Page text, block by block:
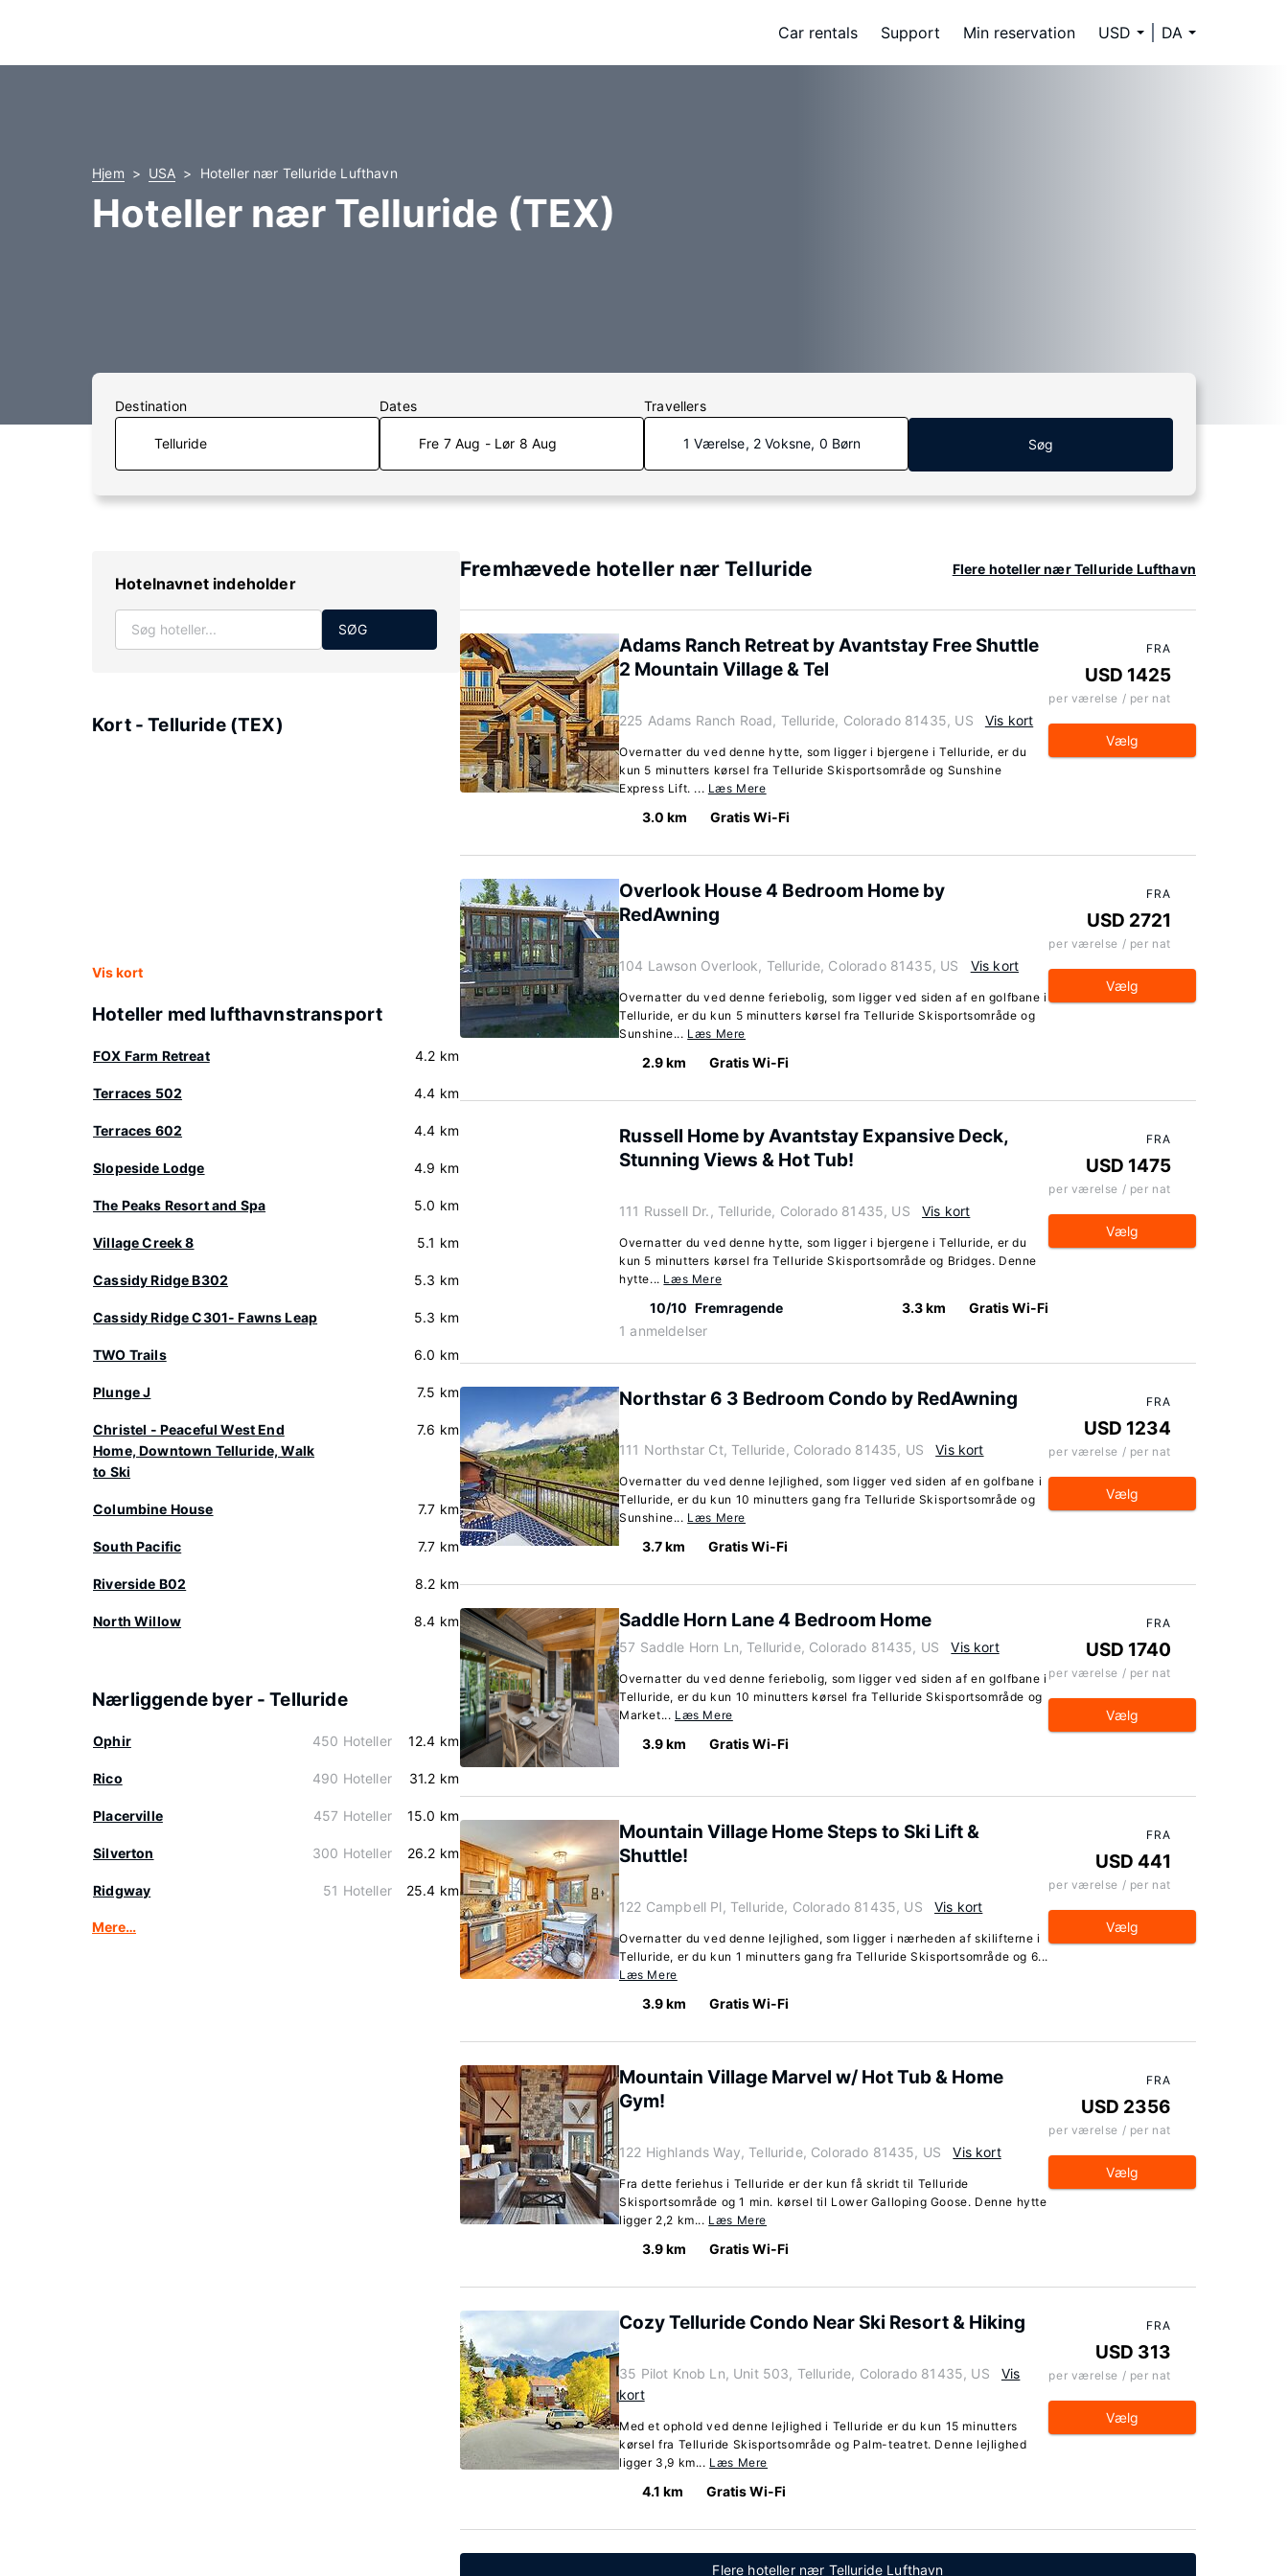
Car rentals Support Min reservation USD DA
Hjem USA Hoteller nær Telluride Lufthavn
Hoteller nær Telluride (TEX)
Destination Dates
Fre 7 Aug - Lør 8 Aug
Travellers
1 Værelse, 2 Voksne, 0 Børn Søg
Hotelnavnet indeholder
SØG
Kort - Telluride (TEX)
Vis kort
Hoteller med lufthavnstransport
FOX Farm Retreat 4.2 km
Terraces 502 4.4 km
Terraces 602 4.4 km
Slopeside Lodge 4.9 km
The Peaks Resort and Spa 5.0 km
Village Creek 8 5.1 km
Cassidy Ridge B302 5.3 km
Cassidy Ridge C301- Fawns Leap 5.3 km
TWO Trails 6.0 km
Plunge J 7.5 km
Christel - Peaceful West End
Home, Downtown Telluride, Walk
to Ski
7.6 km
Columbine House 7.7 km
South Pacific 7.7 km
Riverside B02 8.2 km
North Willow 8.4 km
Nærliggende byer - Telluride
Ophir 450 Hoteller 12.4 km
Rico 490 Hoteller 31.2 km
Placerville 457 Hoteller 15.0 km
Silverton 300 Hoteller 26.2 km
Ridgway 51 Hoteller 25.4 km
Mere…
Fremhævede hoteller nær Telluride Flere hoteller nær Telluride Lufthavn
Adams Ranch Retreat by Avantstay Free Shuttle
2 Mountain Village & Tel
225 Adams Ranch Road, Telluride, Colorado 81435, US Vis kort
Overnatter du ved denne hytte, som ligger i bjergene i Telluride, er du
kun 5 minutters kørsel fra Telluride Skisportsområde og Sunshine
Express Lift. ... Læs Mere
3.0 km Gratis Wi-Fi
FRA
USD 1425
per værelse / per nat
Vælg
Overlook House 4 Bedroom Home by
RedAwning
104 Lawson Overlook, Telluride, Colorado 81435, US Vis kort
Overnatter du ved denne feriebolig, som ligger ved siden af en golfbane i
Telluride, er du kun 5 minutters kørsel fra Telluride Skisportsområde og
Sunshine... Læs Mere
2.9 km Gratis Wi-Fi
FRA
USD 2721
per værelse / per nat
Vælg
Russell Home by Avantstay Expansive Deck,
Stunning Views & Hot Tub!
111 Russell Dr., Telluride, Colorado 81435, US Vis kort
Overnatter du ved denne hytte, som ligger i bjergene i Telluride, er du
kun 5 minutters kørsel fra Telluride Skisportsområde og Bridges. Denne
hytte... Læs Mere
10/10 Fremragende
1 anmeldelser
3.3 km Gratis Wi-Fi
FRA
USD 1475
per værelse / per nat
Vælg
Northstar 6 3 Bedroom Condo by RedAwning
111 Northstar Ct, Telluride, Colorado 81435, US Vis kort
Overnatter du ved denne lejlighed, som ligger ved siden af en golfbane i
Telluride, er du kun 10 minutters gang fra Telluride Skisportsområde og
Sunshine... Læs Mere
3.7 km Gratis Wi-Fi
FRA
USD 1234
per værelse / per nat
Vælg
Saddle Horn Lane 4 Bedroom Home
57 Saddle Horn Ln, Telluride, Colorado 81435, US Vis kort
Overnatter du ved denne feriebolig, som ligger ved siden af en golfbane i
Telluride, er du kun 10 minutters kørsel fra Telluride Skisportsområde og
Market... Læs Mere
3.9 km Gratis Wi-Fi
FRA
USD 1740
per værelse / per nat
Vælg
Mountain Village Home Steps to Ski Lift &
Shuttle!
122 Campbell Pl, Telluride, Colorado 81435, US Vis kort
Overnatter du ved denne lejlighed, som ligger i nærheden af skilifterne i
Telluride, er du kun 1 minutters gang fra Telluride Skisportsområde og 6...
Læs Mere
3.9 km Gratis Wi-Fi
FRA
USD 441
per værelse / per nat
Vælg
Mountain Village Marvel w/ Hot Tub & Home
Gym!
122 Highlands Way, Telluride, Colorado 81435, US Vis kort
Fra dette feriehus i Telluride er der kun få skridt til Telluride
Skisportsområde og 1 min. kørsel til Lower Galloping Goose. Denne hytte
ligger 2,2 km... Læs Mere
3.9 km Gratis Wi-Fi
FRA
USD 2356
per værelse / per nat
Vælg
Cozy Telluride Condo Near Ski Resort & Hiking
35 Pilot Knob Ln, Unit 503, Telluride, Colorado 81435, US
Vis
kort
Med et ophold ved denne lejlighed i Telluride er du kun 15 minutters
kørsel fra Telluride Skisportsområde og Palm-teatret. Denne lejlighed
ligger 3,9 km... Læs Mere
4.1 km Gratis Wi-Fi
FRA
USD 313
per værelse / per nat
Vælg
Flere hoteller nær Telluride Lufthavn